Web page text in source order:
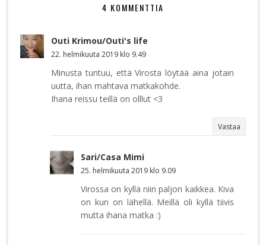
4 KOMMENTTIA
Outi Krimou/Outi's life
22. helmikuuta 2019 klo 9.49
Minusta tuntuu, että Virosta löytää aina jotain
uutta, ihan mahtava matkakohde.
Ihana reissu teillä on olllut <3
Vastaa
Sari/Casa Mimi
25. helmikuuta 2019 klo 9.09
Virossa on kyllä niin paljon kaikkea. Kiva
on kun on lähellä. Meillä oli kyllä tiivis
mutta ihana matka :)